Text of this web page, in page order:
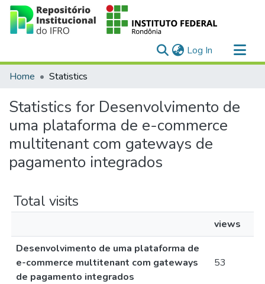
Log In (current)
Communities & Collections
Home Statistics
Statistics for Desenvolvimento de
uma plataforma de e-commerce
multitenant com gateways de
pagamento integrados
Total visits
views
Desenvolvimento de uma plataforma de
e-commerce multitenant com gateways
de pagamento integrados
53